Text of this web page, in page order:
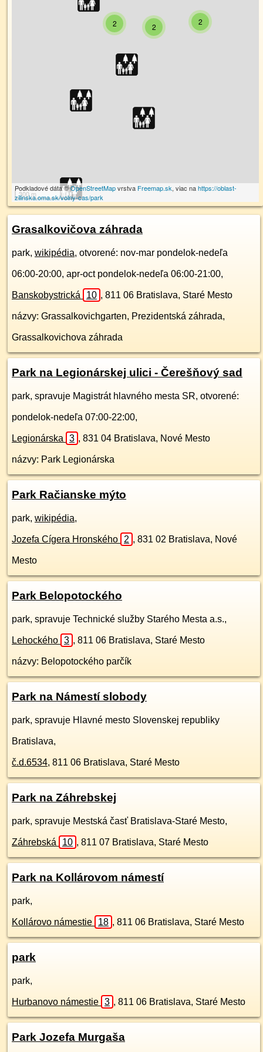
2
2 2
300 m
Podkladové dáta ©OpenStreetMapvrstva Freemap.sk, viac nahttps://oblast-
zilinska.oma.sk/volny-cas/park
Grasalkovičova záhrada
park, wikipédia, otvorené: nov-mar pondelok-nedeľa
06:00-20:00, apr-oct pondelok-nedeľa 06:00-21:00,
Banskobystrická 10 , 811 06 Bratislava, Staré Mesto
názvy: Grassalkovichgarten, Prezidentská záhrada,
Grassalkovichova záhrada
Park na Legionárskej ulici - Čerešňový sad
park, spravuje Magistrát hlavného mesta SR, otvorené:
pondelok-nedeľa 07:00-22:00,
Legionárska 3 , 831 04 Bratislava, Nové Mesto
názvy: Park Legionárska
Park Račianske mýto
park, wikipédia,
Jozefa Cígera Hronského 2 , 831 02 Bratislava, Nové
Mesto
Park Belopotockého
park, spravuje Technické služby Starého Mesta a.s.,
Lehockého 3 , 811 06 Bratislava, Staré Mesto
názvy: Belopotockého parčík
Park na Námestí slobody
park, spravuje Hlavné mesto Slovenskej republiky
Bratislava,
č.d.6534, 811 06 Bratislava, Staré Mesto
Park na Záhrebskej
park, spravuje Mestská časť Bratislava-Staré Mesto,
Záhrebská 10 , 811 07 Bratislava, Staré Mesto
Park na Kollárovom námestí
park,
Kollárovo námestie 18 , 811 06 Bratislava, Staré Mesto
park
park,
Hurbanovo námestie 3 , 811 06 Bratislava, Staré Mesto
Park Jozefa Murgaša